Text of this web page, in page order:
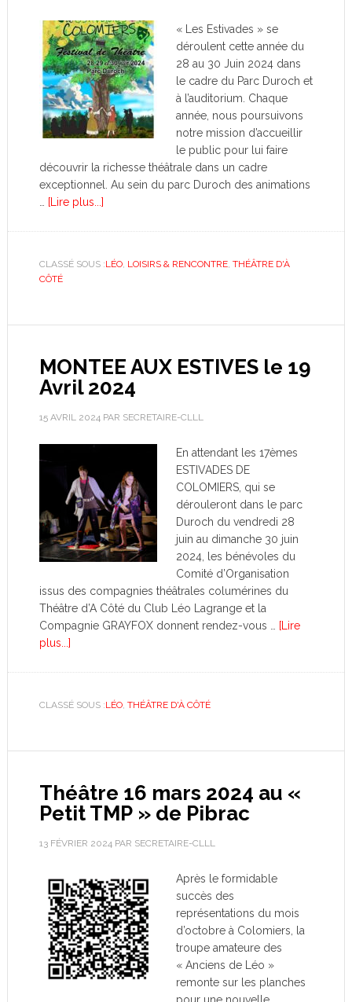
« Les Estivades » se
déroulent cette année du
28 au 30 Juin 2024 dans
le cadre du Parc Duroch et
à l’auditorium. Chaque
année, nous poursuivons
notre mission d’accueillir
le public pour lui faire
découvrir la richesse théâtrale dans un cadre
exceptionnel. Au sein du parc Duroch des animations
[Lire plus...]
CLASSÉ SOUS :LÉO, LOISIRS & RENCONTRE, THÉÂTRE D'À
CÔTÉ
MONTEE AUX ESTIVES le 19
Avril 2024
15 AVRIL 2024PAR SECRETAIRE-CLLL
En attendant les 17èmes
ESTIVADES DE
COLOMIERS, qui se
dérouleront dans le parc
Duroch du vendredi 28
juin au dimanche 30 juin
2024, les bénévoles du
Comité d’Organisation
issus des compagnies théâtrales columérines du
Théâtre d’A Côté du Club Léo Lagrange et la
Compagnie GRAYFOX donnent rendez-vous …
[Lire
plus...]
CLASSÉ SOUS :LÉO, THÉÂTRE D'À CÔTÉ
Théâtre 16 mars 2024 au «
Petit TMP » de Pibrac
13 FÉVRIER 2024PAR SECRETAIRE-CLLL
Après le formidable
succès des
représentations du mois
d’octobre à Colomiers, la
troupe amateure des
« Anciens de Léo »
remonte sur les planches